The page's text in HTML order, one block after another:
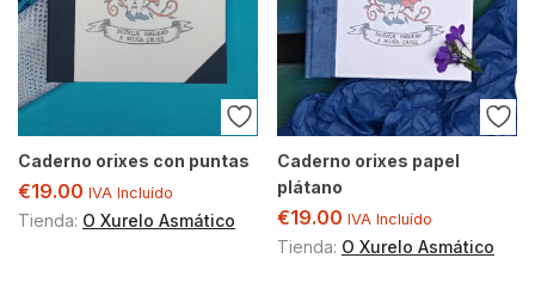
Caderno orixes con puntas
€19.00 IVA Incluído
Tienda: O Xurelo Asmático
Caderno orixes papel
plátano
€19.00 IVA Incluído
Tienda: O Xurelo Asmático